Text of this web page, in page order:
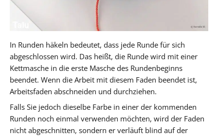
In Runden häkeln bedeutet, dass jede Runde für sich
abgeschlossen wird. Das heißt, die Runde wird mit einer
Kettmasche in die erste Masche des Rundenbeginns
beendet. Wenn die Arbeit mit diesem Faden beendet ist,
Arbeitsfaden abschneiden und durchziehen.
Falls Sie jedoch dieselbe Farbe in einer der kommenden
Runden noch einmal verwenden möchten, wird der Faden
nicht abgeschnitten, sondern er verläuft blind auf der